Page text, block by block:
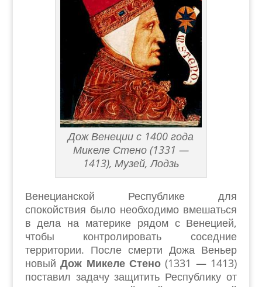
Дож Венеции с 1400 года
Микеле Стено (1331 —
1413), Музей, Лодзь
Венецианской Республике для
спокойствия было необходимо вмешаться
в дела на материке рядом с Венецией,
чтобы контролировать соседние
территории. После смерти Дожа Веньер
новыйДож Микеле Стено (1331 — 1413)
поставил задачу защитить Республику от